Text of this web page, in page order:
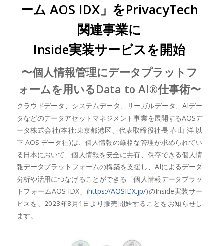
ーム AOS IDX」をPrivacyTech
関連事業に
Inside実装サービスを開始
〜個人情報管理にデータプラットフ
ォームを用いるData to AI®︎仕事術〜
クラウドデータ、システムデータ、リーガルデータ、AIデー
タなどのデータアセットマネジメント事業を展開するAOSデ
ータ株式会社(本社:東京都港区、代表取締役社長 春山 洋 以
下 AOS データ社)は、個人情報の厳格な管理が求められてい
る日本において、個人情報を安全に共有、保存できる個人情
報データプラットフォームの構築を支援し、AIによるデータ
分析や活用につなげることができる「個人情報データプラッ
トフォームAOS IDX」(https://AOSIDX.jp/)のInside実装サー
ビスを、2023年8月1日より販売開始することをお知らせし
ます。